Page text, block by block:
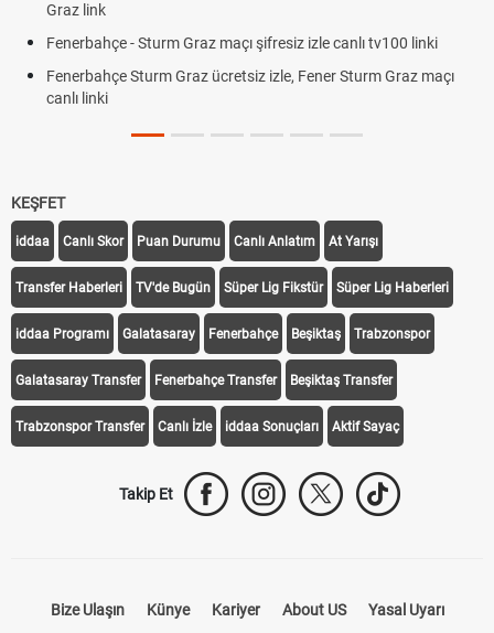
Graz link
Fenerbahçe - Sturm Graz maçı şifresiz izle canlı tv100 linki
Fenerbahçe Sturm Graz ücretsiz izle, Fener Sturm Graz maçı
canlı linki
KEŞFET
iddaa Canlı Skor Puan Durumu Canlı Anlatım At Yarışı
Transfer Haberleri TV'de Bugün Süper Lig Fikstür Süper Lig Haberleri
iddaa Programı Galatasaray Fenerbahçe Beşiktaş Trabzonspor
Galatasaray Transfer Fenerbahçe Transfer Beşiktaş Transfer
Trabzonspor Transfer Canlı İzle iddaa Sonuçları Aktif Sayaç
Takip Et
Bize Ulaşın Künye Kariyer About US Yasal Uyarı